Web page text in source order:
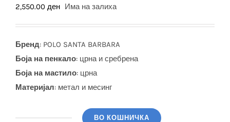
2,550.00 ден Има на залиха
Бренд: POLO SANTA BARBARA
Боја на пенкало: црна и сребрена
Боја на мастило: црна
Материјал: метал и месинг
ВО КОШНИЧКА